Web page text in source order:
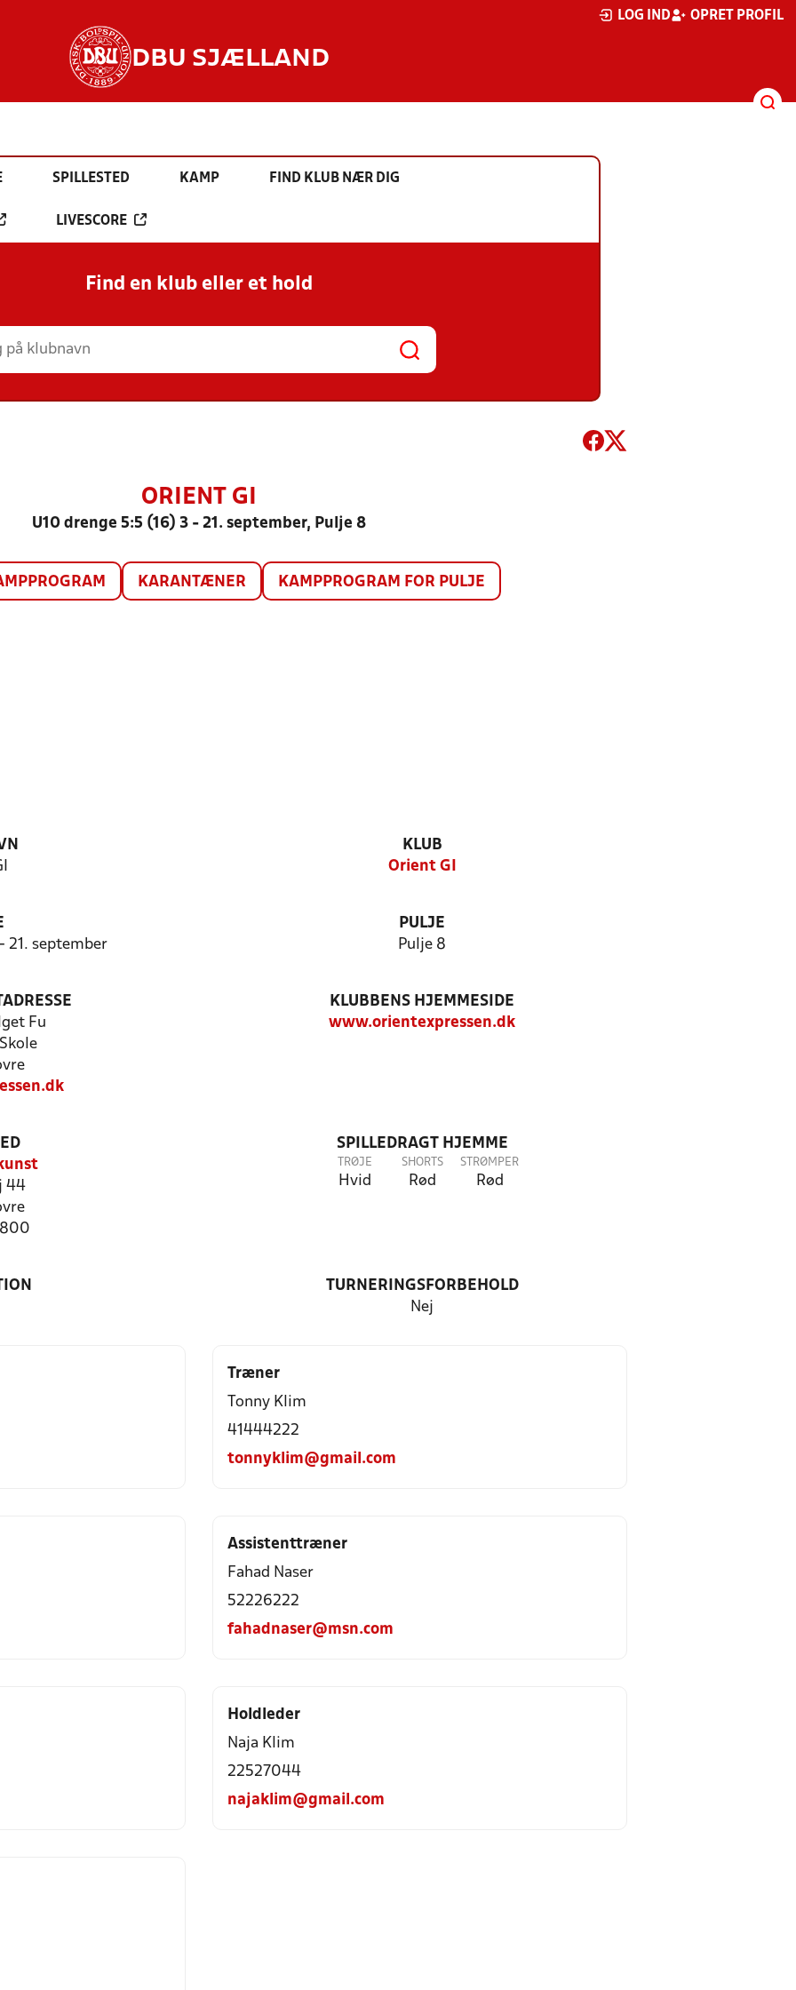
LOG IND OPRET PROFIL
DBU SJÆLLAND
SPILLESTED KAMP FIND KLUB NÆR DIG
LIVESCORE
Find en klub eller et hold
ORIENT GI
U10 drenge 5:5 (16) 3 - 21. september, Pulje 8
KARANTÆNER KAMPPROGRAM FOR PULJE
KLUB
Orient GI
21. september
PULJE
Pulje 8
Fu
KLUBBENS HJEMMESIDE
www.orientexpressen.dk
44
SPILLEDRAGT HJEMME
TRØJE
Hvid
SHORTS
Rød
STRØMPER
Rød
TURNERINGSFORBEHOLD
Nej
Træner
Tonny Klim
41444222
tonnyklim@gmail.com
Assistenttræner
Fahad Naser
52226222
fahadnaser@msn.com
Holdleder
Naja Klim
22527044
najaklim@gmail.com